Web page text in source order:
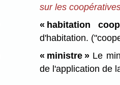
sur les
« habitation
d'habitation.
« ministre »Le
de l'application de